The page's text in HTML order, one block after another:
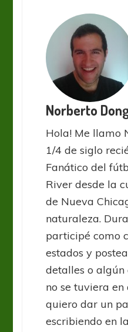
Norberto
Hola! Me llamo
1/4 de siglo
Fanático del
River desde la
de Nueva
naturaleza.
participé como
estados y
detalles o
no se tuviera
quiero dar un
escribiendo en